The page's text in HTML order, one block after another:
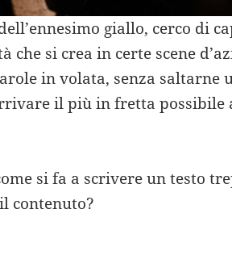
giallo, cerco di
che si crea in certe scene
in volata, senza saltarne
il più in fretta possibile
si fa a scrivere un testo
contenuto?